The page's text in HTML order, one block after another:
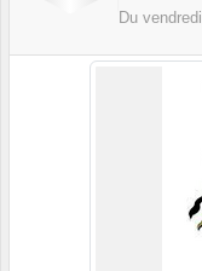
Du vendredi